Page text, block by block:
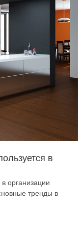
в
организации
тренды в